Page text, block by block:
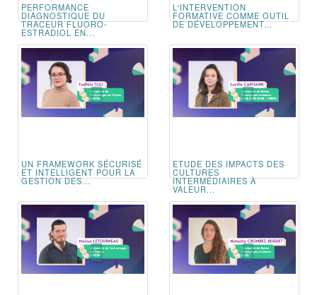
PERFORMANCE
DIAGNOSTIQUE DU
TRACEUR FLUORO-
ESTRADIOL EN...
L'INTERVENTION
FORMATIVE COMME OUTIL
DE DÉVELOPPEMENT...
UN FRAMEWORK SÉCURISÉ
ET INTELLIGENT POUR LA
GESTION DES...
ETUDE DES IMPACTS DES
CULTURES
INTERMÉDIAIRES À
VALEUR...